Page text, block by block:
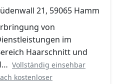
verfügbar
registrieren
21, 59065 Hamm
von
im
Haarschnitt und
Vollständig einsehbar
kostenloser